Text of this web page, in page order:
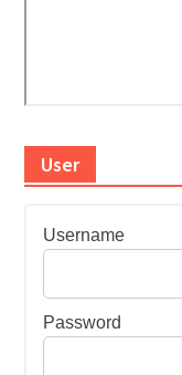
User
Username
Password